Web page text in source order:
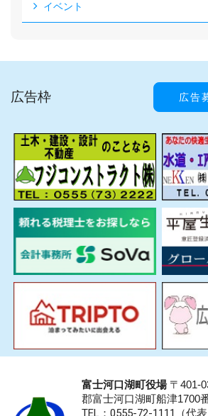
イベント
広告枠 広告
富士河口湖町役場〒401-
郡富士河口湖町船津1700
TEL：0555-72-1111 （代